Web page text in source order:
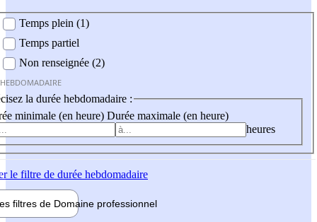
Temps plein (1)
Temps partiel
Non renseignée (2)
la durée hebdomadaire :
minimale (en heure) Durée maximale (en heure)
heures
le filtre de durée hebdomadaire
filtres de Domaine professionnel